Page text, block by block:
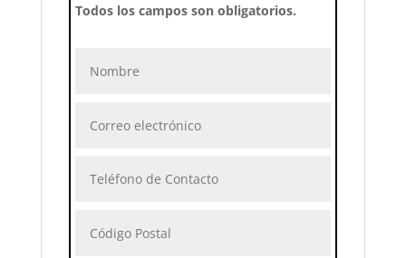
Todos los campos son obligatorios.